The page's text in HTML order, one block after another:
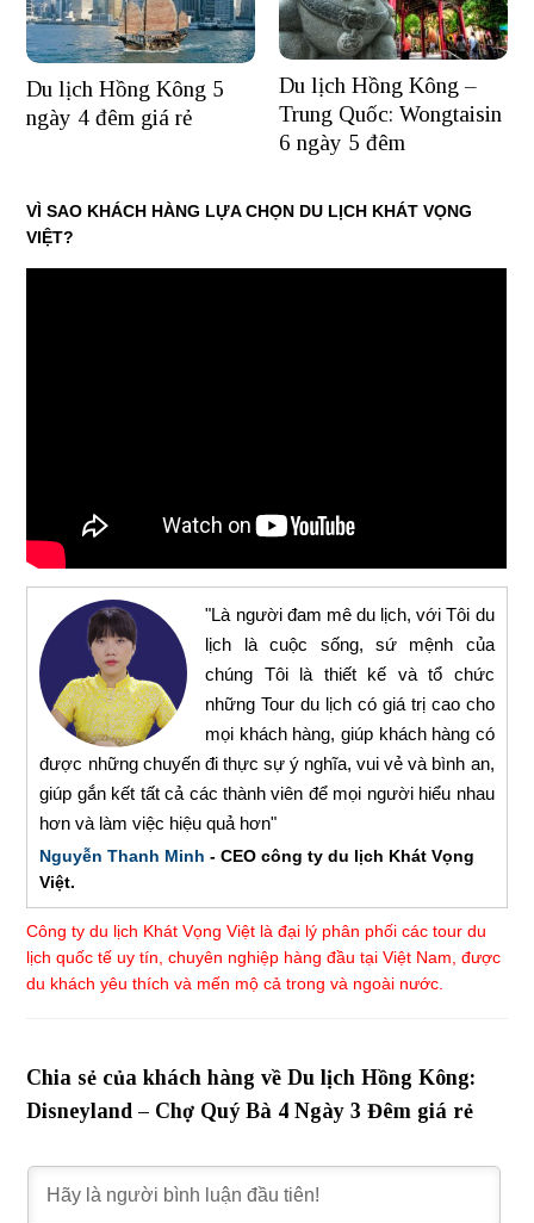
Du lịch Hồng Kông 5
ngày 4 đêm giá rẻ
Du lịch Hồng Kông –
Trung Quốc: Wongtaisin
6 ngày 5 đêm
VÌ SAO KHÁCH HÀNG LỰA CHỌN DU LỊCH KHÁT VỌNG
VIỆT?
"Là người đam mê du lịch, với Tôi du
lịch là cuộc sống, sứ mệnh của
chúng Tôi là thiết kế và tổ chức
những Tour du lịch có giá trị cao cho
mọi khách hàng, giúp khách hàng có
được những chuyến đi thực sự ý nghĩa, vui vẻ và bình an,
giúp gắn kết tất cả các thành viên để mọi người hiểu nhau
hơn và làm việc hiệu quả hơn"
Nguyễn Thanh Minh - CEO công ty du lịch Khát Vọng
Việt.
Công ty du lịch Khát Vọng Việt là đại lý phân phối các tour du
lịch quốc tế uy tín, chuyên nghiệp hàng đầu tại Việt Nam, được
du khách yêu thích và mến mộ cả trong và ngoài nước.
Chia sẻ của khách hàng về Du lịch Hồng Kông:
Disneyland – Chợ Quý Bà 4 Ngày 3 Đêm giá rẻ